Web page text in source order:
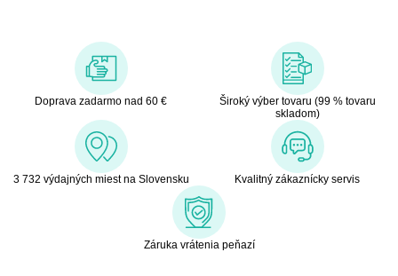
Doprava zadarmo nad 60 €
Široký výber tovaru (99 % tovaru
skladom)
3 732 výdajných miest na Slovensku Kvalitný zákaznícky servis
Záruka vrátenia peňazí